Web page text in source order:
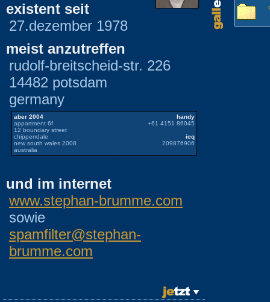
existent seit
27.dezember 1978
meist anzutreffen
rudolf-breitscheid-str. 226
14482 potsdam
germany
aber 2004
appartment 6f
12 boundary street
chippendale
new south wales 2008
australia
handy
+61 4151 86045
icq
209876906
und im internet
www.stephan-brumme.com
sowie
spamfilter@stephan-
brumme.com